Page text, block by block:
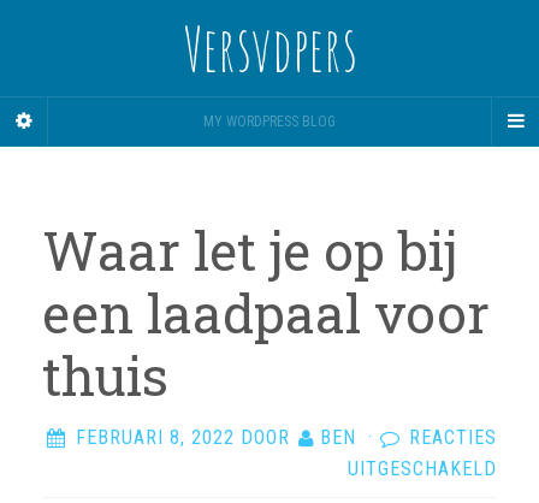
Versvdpers
MY WORDPRESS BLOG
Waar let je op bij
een laadpaal voor
thuis
FEBRUARI 8, 2022 DOOR BEN ·
REACTIES
UITGESCHAKELD